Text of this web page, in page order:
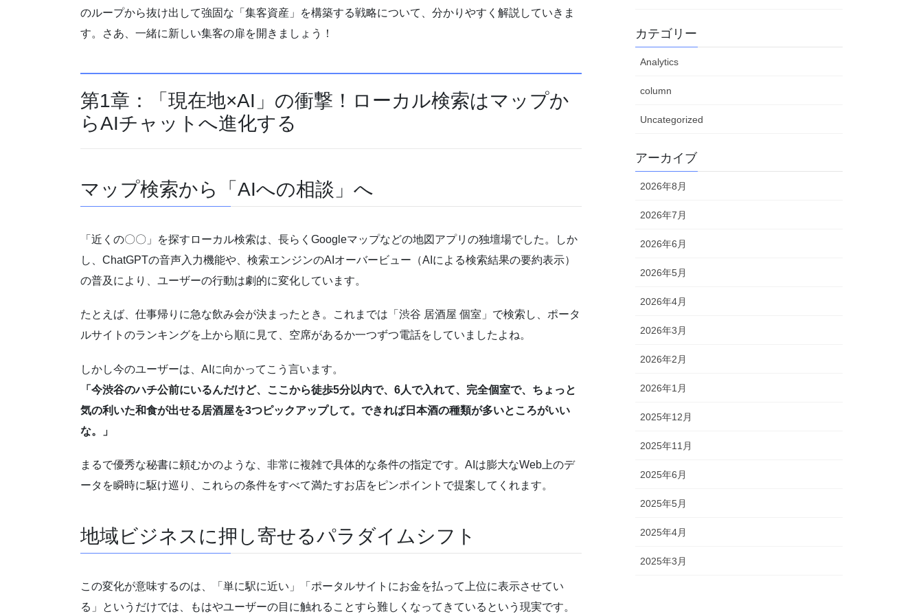
のループから抜け出して強固な「集客資産」を構築する戦略について、分かりやすく解説していきま
す。さあ、一緒に新しい集客の扉を開きましょう！
第1章：「現在地×AI」の衝撃！ローカル検索はマップか
らAIチャットへ進化する
マップ検索から「AIへの相談」へ
「近くの〇〇」を探すローカル検索は、長らくGoogleマップなどの地図アプリの独壇場でした。しか
し、ChatGPTの音声入力機能や、検索エンジンのAIオーバービュー（AIによる検索結果の要約表示）
の普及により、ユーザーの行動は劇的に変化しています。
たとえば、仕事帰りに急な飲み会が決まったとき。これまでは「渋谷 居酒屋 個室」で検索し、ポータ
ルサイトのランキングを上から順に見て、空席があるか一つずつ電話をしていましたよね。
しかし今のユーザーは、AIに向かってこう言います。
「今渋谷のハチ公前にいるんだけど、ここから徒歩5分以内で、6人で入れて、完全個室で、ちょっと
気の利いた和食が出せる居酒屋を3つピックアップして。できれば日本酒の種類が多いところがいい
な。」
まるで優秀な秘書に頼むかのような、非常に複雑で具体的な条件の指定です。AIは膨大なWeb上のデ
ータを瞬時に駆け巡り、これらの条件をすべて満たすお店をピンポイントで提案してくれます。
地域ビジネスに押し寄せるパラダイムシフト
この変化が意味するのは、「単に駅に近い」「ポータルサイトにお金を払って上位に表示させてい
る」というだけでは、もはやユーザーの目に触れることすら難しくなってきているという現実です。
カテゴリー
Analytics
column
Uncategorized
アーカイブ
2026年8月
2026年7月
2026年6月
2026年5月
2026年4月
2026年3月
2026年2月
2026年1月
2025年12月
2025年11月
2025年6月
2025年5月
2025年4月
2025年3月